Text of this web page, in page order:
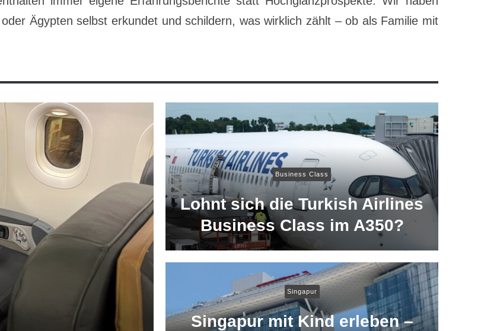
Ägypten selbst erkundet und schildern, was wirklich zählt – ob als Familie mit
Business Class
Lohnt sich die Turkish Airlines
Business Class im A350?
Singapur
Singapur mit Kind erleben –